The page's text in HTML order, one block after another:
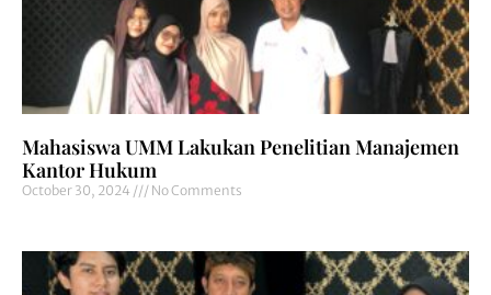
Mahasiswa UMM Lakukan Penelitian Manajemen
Kantor Hukum
October 30, 2024 No Comments